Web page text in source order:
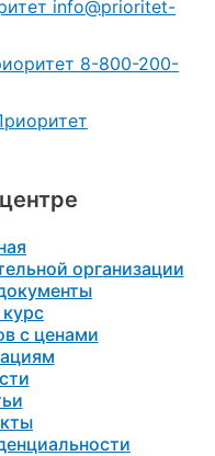
info@prioritet-
8-800-200-
организации
с ценами